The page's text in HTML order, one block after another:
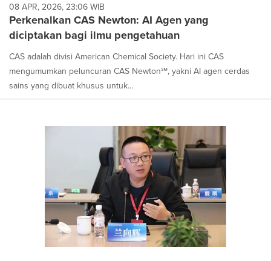
08 APR, 2026, 23:06 WIB
Perkenalkan CAS Newton: AI Agen yang
diciptakan bagi ilmu pengetahuan
CAS adalah divisi American Chemical Society. Hari ini CAS
mengumumkan peluncuran CAS Newton℠, yakni AI agen cerdas
sains yang dibuat khusus untuk...